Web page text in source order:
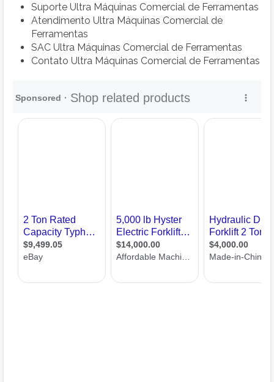
Suporte Ultra Máquinas Comercial de Ferramentas
Atendimento Ultra Máquinas Comercial de
Ferramentas
SAC Ultra Máquinas Comercial de Ferramentas
Contato Ultra Máquinas Comercial de Ferramentas